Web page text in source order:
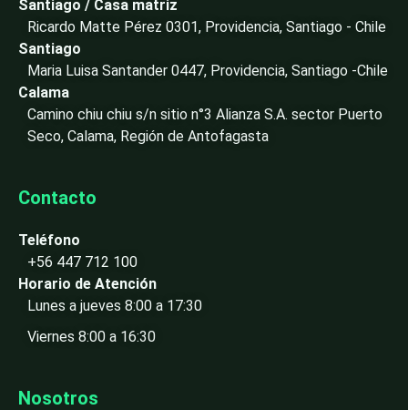
n
i
Santiago / Casa matriz
Ricardo Matte Pérez 0301, Providencia, Santiago - Chile
Santiago
Maria Luisa Santander 0447, Providencia, Santiago -Chile
Calama
Camino chiu chiu s/n sitio n°3 Alianza S.A. sector Puerto
Seco, Calama, Región de Antofagasta
Contacto
Teléfono
+56 447 712 100
Horario de Atención
Lunes a jueves 8:00 a 17:30
Viernes 8:00 a 16:30
Nosotros